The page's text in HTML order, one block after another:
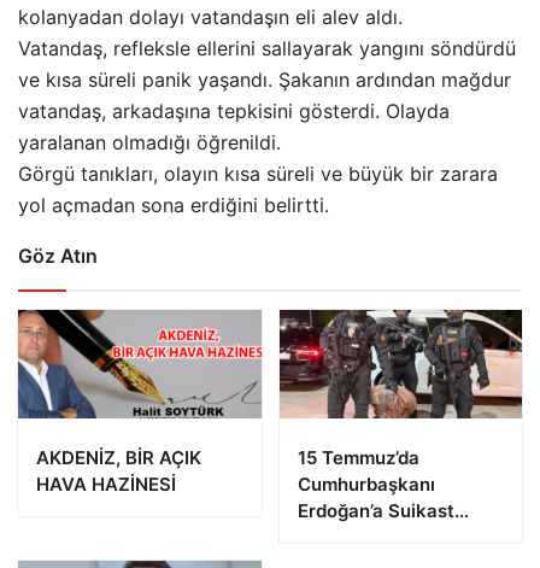
kolanyadan dolayı vatandaşın eli alev aldı.
Vatandaş, refleksle ellerini sallayarak yangını söndürdü
ve kısa süreli panik yaşandı. Şakanın ardından mağdur
vatandaş, arkadaşına tepkisini gösterdi. Olayda
yaralanan olmadığı öğrenildi.
Görgü tanıkları, olayın kısa süreli ve büyük bir zarara
yol açmadan sona erdiğini belirtti.
Göz Atın
AKDENİZ, BİR AÇIK
HAVA HAZİNESİ
15 Temmuz’da
Cumhurbaşkanı
Erdoğan’a Suikast